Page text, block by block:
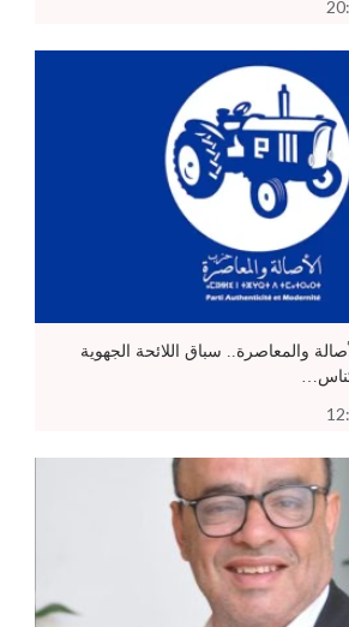
والمعاصرة.. سباق اللائحة الجهوية